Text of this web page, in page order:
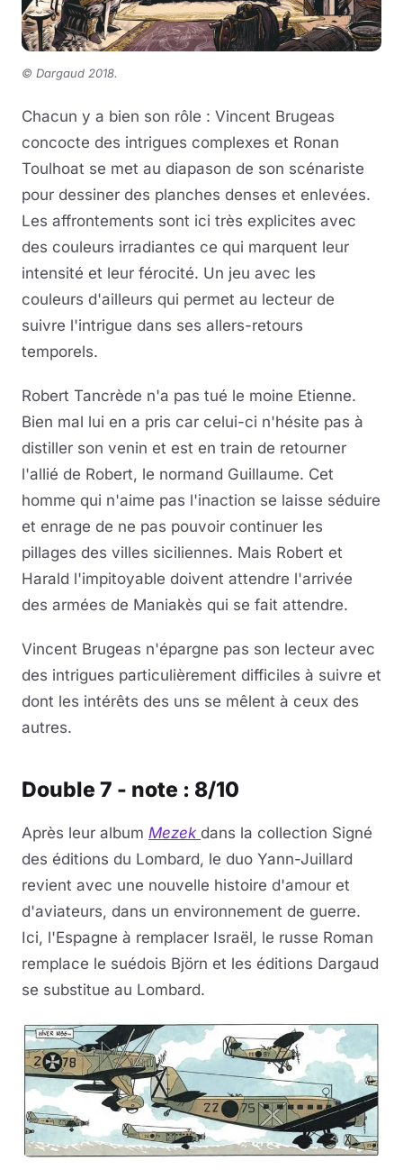
© Dargaud 2018.
Chacun y a bien son rôle : Vincent Brugeas
concocte des intrigues complexes et Ronan
Toulhoat se met au diapason de son scénariste
pour dessiner des planches denses et enlevées.
Les affrontements sont ici très explicites avec
des couleurs irradiantes ce qui marquent leur
intensité et leur férocité. Un jeu avec les
couleurs d'ailleurs qui permet au lecteur de
suivre l'intrigue dans ses allers-retours
temporels.
Robert Tancrède n'a pas tué le moine Etienne.
Bien mal lui en a pris car celui-ci n'hésite pas à
distiller son venin et est en train de retourner
l'allié de Robert, le normand Guillaume. Cet
homme qui n'aime pas l'inaction se laisse séduire
et enrage de ne pas pouvoir continuer les
pillages des villes siciliennes. Mais Robert et
Harald l'impitoyable doivent attendre l'arrivée
des armées de Maniakès qui se fait attendre.
Vincent Brugeas n'épargne pas son lecteur avec
des intrigues particulièrement difficiles à suivre et
dont les intérêts des uns se mêlent à ceux des
autres.
Double 7 - note : 8/10
Après leur album Mezek dans la collection Signé
des éditions du Lombard, le duo Yann-Juillard
revient avec une nouvelle histoire d'amour et
d'aviateurs, dans un environnement de guerre.
Ici, l'Espagne à remplacer Israël, le russe Roman
remplace le suédois Björn et les éditions Dargaud
se substitue au Lombard.